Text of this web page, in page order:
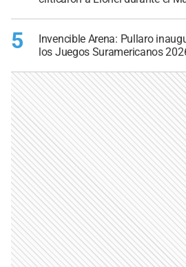
5
Invencible Arena: Pullaro
los Juegos Suramericanos